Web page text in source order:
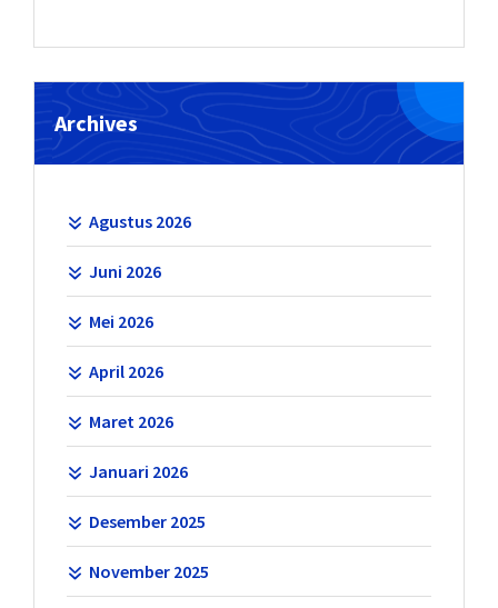
Archives
Agustus 2026
Juni 2026
Mei 2026
April 2026
Maret 2026
Januari 2026
Desember 2025
November 2025